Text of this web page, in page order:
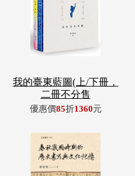
我的臺東藍圖(上/下冊，
二冊不分售
優惠價85折1360元